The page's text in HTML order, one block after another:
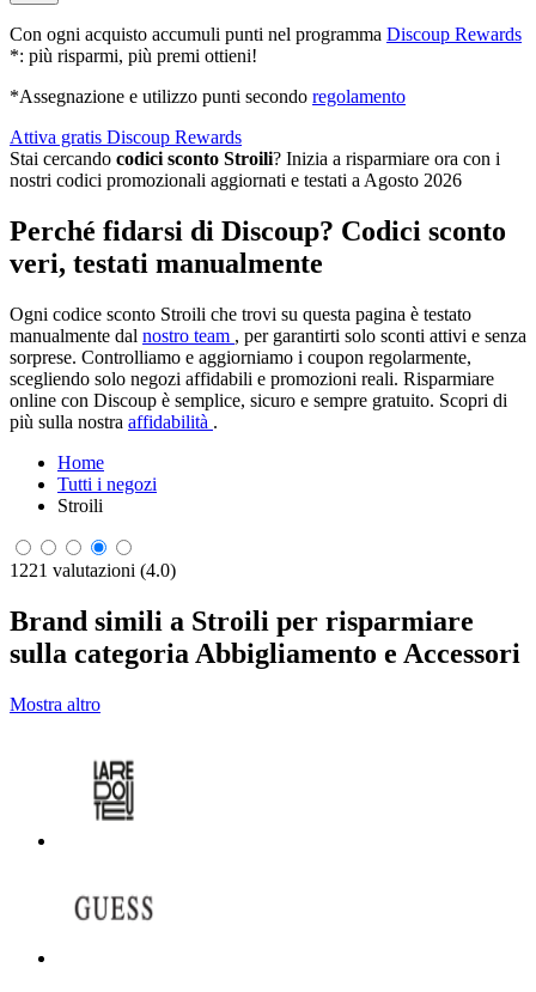
Con ogni acquisto accumuli punti nel programma Discoup Rewards
*: più risparmi, più premi ottieni!
*Assegnazione e utilizzo punti secondo regolamento
Attiva gratis Discoup Rewards
Stai cercando codici sconto Stroili? Inizia a risparmiare ora con i
nostri codici promozionali aggiornati e testati a Agosto 2026
Perché fidarsi di Discoup? Codici sconto
veri, testati manualmente
Ogni codice sconto Stroili che trovi su questa pagina è testato
manualmente dal nostro team , per garantirti solo sconti attivi e senza
sorprese. Controlliamo e aggiorniamo i coupon regolarmente,
scegliendo solo negozi affidabili e promozioni reali. Risparmiare
online con Discoup è semplice, sicuro e sempre gratuito. Scopri di
più sulla nostra affidabilità .
Home
Tutti i negozi
Stroili
1221 valutazioni (4.0)
Brand simili a Stroili per risparmiare
sulla categoria Abbigliamento e Accessori
Mostra altro